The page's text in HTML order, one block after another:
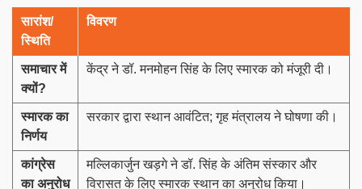
सारांश/
स्थिति
विवरण
समाचार में
क्यों?
केंद्र ने डॉ. मनमोहन सिंह के लिए स्मारक को मंजूरी दी।
स्मारक का
निर्णय
सरकार द्वारा स्थान आवंटित; गृह मंत्रालय ने घोषणा की।
कांग्रेस
का अनुरोध
मल्लिकार्जुन खड़गे ने डॉ. सिंह के अंतिम संस्कार और
विरासत के लिए स्मारक स्थान का अनुरोध किया।